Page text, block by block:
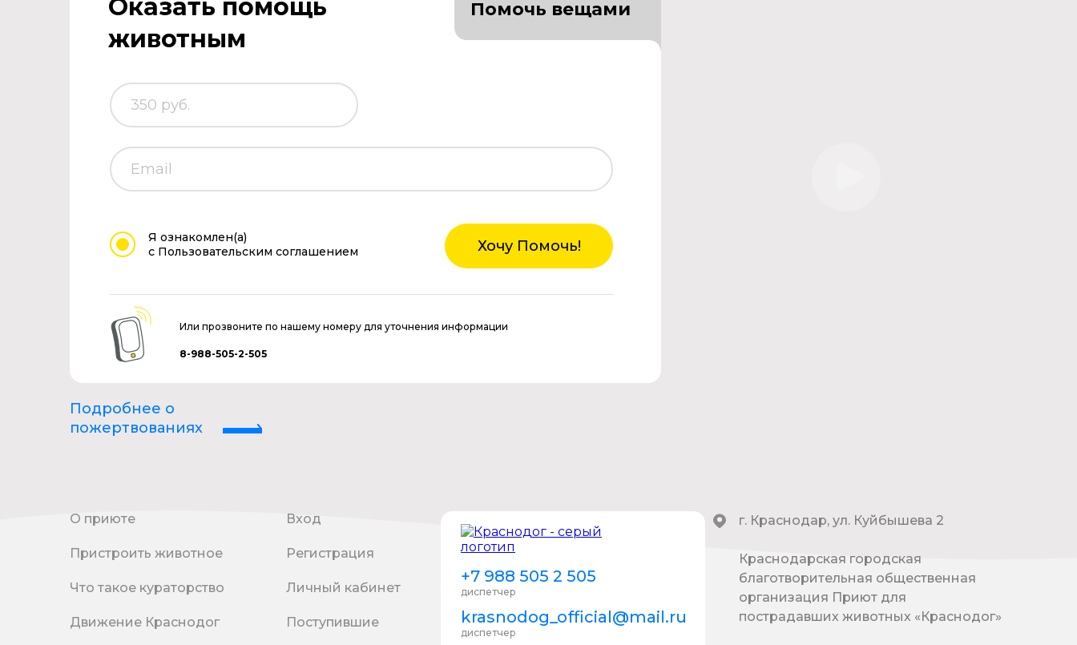
Оказать помощь
животным
Помочь вещами
Я ознакомлен(а)
с Пользовательским соглашением
Хочу Помочь!
Или прозвоните по нашему номеру для уточнения информации
8-988-505-2-505
Подробнее о
пожертвованиях
О приюте
Пристроить животное
Что такое кураторство
Движение Краснодог
Вход
Регистрация
Личный кабинет
Поступившие
+7 988 505 2 505
диспетчер
krasnodog_official@mail.ru
диспетчер
г. Краснодар, ул. Куйбышева 2
Краснодарская городская
благотворительная общественная
организация Приют для
пострадавших животных «Краснодог»